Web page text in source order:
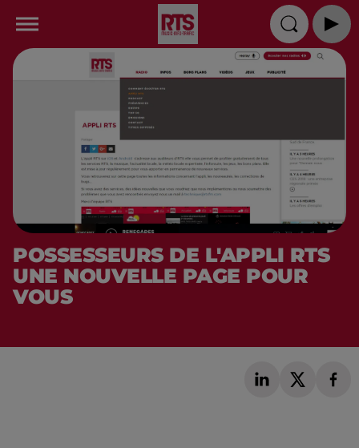
POSSESSEURS DE L'APPLI RTS
UNE NOUVELLE PAGE POUR
VOUS